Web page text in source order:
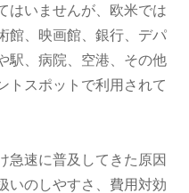
はいませんが、欧米では
館、映画館、銀行、デパ
駅、病院、空港、その他
トスポットで利用されて
急速に普及してきた原因
いのしやすさ、費用対効